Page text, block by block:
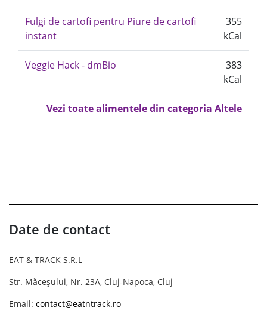
Fulgi de cartofi pentru Piure de cartofi
instant
355
kCal
Veggie Hack - dmBio
383
kCal
Vezi toate alimentele din categoria Altele
Date de contact
EAT & TRACK S.R.L
Str. Măceșului, Nr. 23A, Cluj-Napoca, Cluj
Email: contact@eatntrack.ro